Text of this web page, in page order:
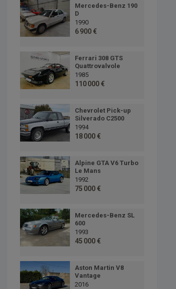
Mercedes-Benz 190
D
1990
6 900 €
Ferrari 308 GTS
Quattrovalvole
1985
110 000 €
Chevrolet Pick-up
Silverado C2500
1994
18 000 €
Alpine GTA V6 Turbo
Le Mans
1992
75 000 €
Mercedes-Benz SL
600
1993
45 000 €
Aston Martin V8
Vantage
2016